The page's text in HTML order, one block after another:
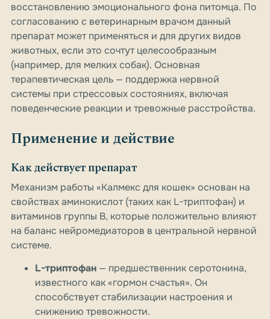
восстановлению эмоционального фона питомца. По
согласованию с ветеринарным врачом данный
препарат может применяться и для других видов
животных, если это сочтут целесообразным
(например, для мелких собак). Основная
терапевтическая цель — поддержка нервной
системы при стрессовых состояниях, включая
поведенческие реакции и тревожные расстройства.
Применение и действие
Как действует препарат
Механизм работы «Калмекс для кошек» основан на
свойствах аминокислот (таких как L-триптофан) и
витаминов группы B, которые положительно влияют
на баланс нейромедиаторов в центральной нервной
системе.
L-триптофан — предшественник серотонина,
известного как «гормон счастья». Он
способствует стабилизации настроения и
снижению тревожности.